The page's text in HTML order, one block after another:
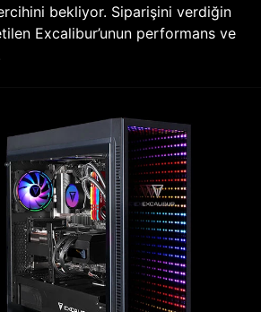
bekliyor. Siparişini verdiğin
Excalibur’unun performans ve